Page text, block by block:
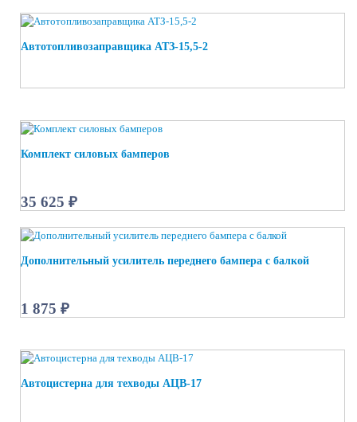
Автотопливозаправщика АТЗ-15,5-2
Комплект силовых бамперов
35 625 ₽
Дополнительный усилитель переднего бампера с балкой
1 875 ₽
Автоцистерна для техводы АЦВ-17